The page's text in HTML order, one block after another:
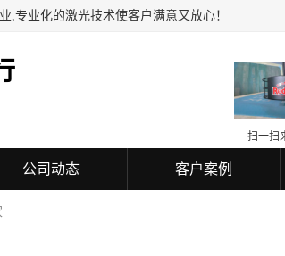
专业化的激光技术使客户满意又放心！
扫一扫
公司动态 客户案例